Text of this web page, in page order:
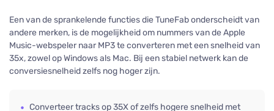
Een van de sprankelende functies die TuneFab onderscheidt van
andere merken, is de mogelijkheid om nummers van de Apple
Music-webspeler naar MP3 te converteren met een snelheid van
35x, zowel op Windows als Mac. Bij een stabiel netwerk kan de
conversiesnelheid zelfs nog hoger zijn.
Converteer tracks op 35X of zelfs hogere snelheid met